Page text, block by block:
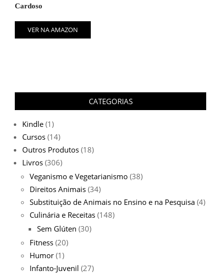
Cardoso
VER NA AMAZON
CATEGORIAS
Kindle (1)
Cursos (14)
Outros Produtos (18)
Livros (306)
Veganismo e Vegetarianismo (38)
Direitos Animais (34)
Substituição de Animais no Ensino e na Pesquisa (4)
Culinária e Receitas (148)
Sem Glúten (30)
Fitness (20)
Humor (1)
Infanto-Juvenil (27)